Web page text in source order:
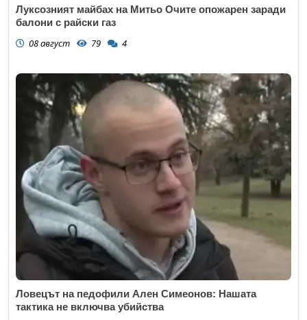
Луксозният майбах на Митьо Очите опожарен заради
балони с райски газ
08 август 79 4
Ловецът на педофили Ален Симеонов: Нашата
тактика не включва убийства